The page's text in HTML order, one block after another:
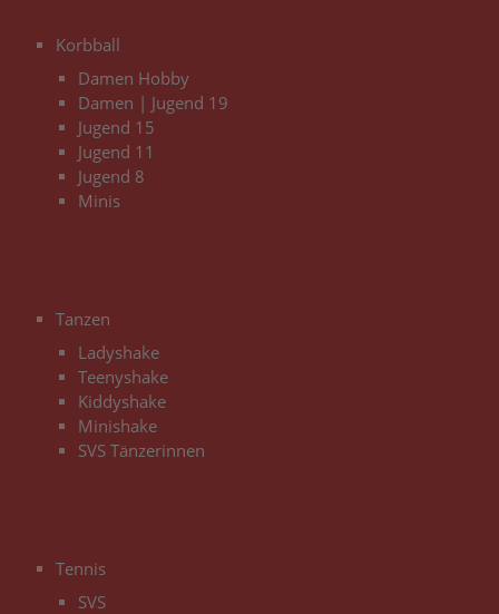
Korbball
Damen Hobby
Damen | Jugend 19
Jugend 15
Jugend 11
Jugend 8
Minis
Tanzen
Ladyshake
Teenyshake
Kiddyshake
Minishake
SVS Tänzerinnen
Tennis
SVS